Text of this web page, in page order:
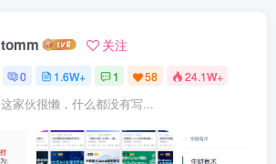
tomm 关注
0 1.6W+ 1 58 24.1W+
这家伙很懒，什么都没有写...